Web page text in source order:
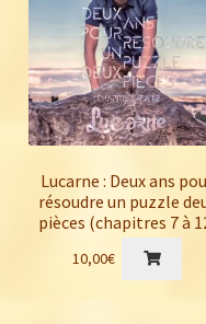
Lucarne : Deux ans
résoudre un puzzle
pièces (chapitres 7 à
10,00€